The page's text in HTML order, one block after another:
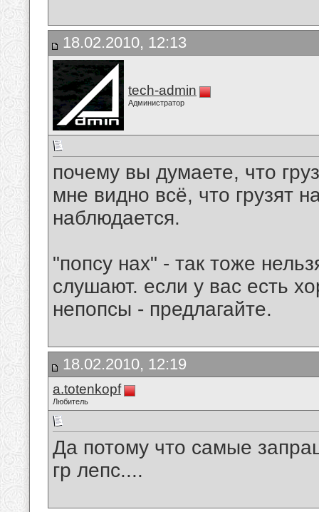
18.02.2010, 12:13
tech-admin
Администратор
почему вы думаете, что
мне видно всё, что грузят
наблюдается.
"попсу нах" - так тоже
слушают. если у вас есть
непопсы - предлагайте.
18.02.2010, 12:19
a.totenkopf
Любитель
Да потому что самые
гр лепс....